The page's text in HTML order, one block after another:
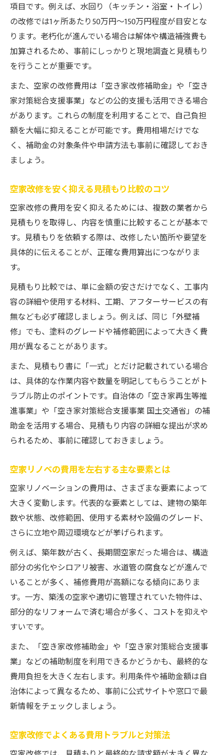
空家改修に役立つ支援制度の選び方とは
空家対策総合支援事業の活用事例を紹介
空家が劣化しやすい理由と維持管理の工夫
空家が劣化しやすい主な原因と対策法
ト
空家がゴキブリ増加しやすい環境の特徴
空家は何年で劣化が進むのか実例と解説
空家改修前に必要な維持管理の工夫とは
2030年問題を見据え空家改修を考えるべき理由
空家改修が求められる時代の変化と理由
高齢化社会で注目される空家再生の必要性
2030年を見据えた空家改修のメリットとは
空家改修で地域活性化に繋がる事例紹介
補助金一覧で比較する空家補修の最適な選択肢
空家改修補助金の種類と選び方を徹底比較
空家対策総合支援事業と補助金の違いを整
理
補助金を使った空家補修の費用シミュレー
空家再生等推進事業の活用事例を詳しく解
説
項目です。例えば、水回り（キッチン・浴室・トイレ）
の改修では1ヶ所あたり50万円～150万円程度が目安とな
ります。老朽化が進んでいる場合は解体や構造補強費も
加算されるため、事前にしっかりと現地調査と見積もり
を行うことが重要です。
また、空家の改修費用は「空き家改修補助金」や「空き
家対策総合支援事業」などの公的支援も活用できる場合
があります。これらの制度を利用することで、自己負担
額を大幅に抑えることが可能です。費用相場だけでな
く、補助金の対象条件や申請方法も事前に確認しておき
ましょう。
空家改修を安く抑える見積もり比較のコツ
空家改修の費用を安く抑えるためには、複数の業者から
見積もりを取得し、内容を慎重に比較することが基本で
す。見積もりを依頼する際は、改修したい箇所や要望を
具体的に伝えることが、正確な費用算出につながりま
す。
見積もり比較では、単に金額の安さだけでなく、工事内
容の詳細や使用する材料、工期、アフターサービスの有
無なども必ず確認しましょう。例えば、同じ「外壁補
修」でも、塗料のグレードや補修範囲によって大きく費
用が異なることがあります。
また、見積もり書に「一式」とだけ記載されている場合
は、具体的な作業内容や数量を明記してもらうことがト
ラブル防止のポイントです。自治体の「空き家再生等推
進事業」や「空き家対策総合支援事業 国土交通省」の補
助金を活用する場合、見積もり内容の詳細な提出が求め
られるため、事前に確認しておきましょう。
空家リノベの費用を左右する主な要素とは
空家リノベーションの費用は、さまざまな要素によって
大きく変動します。代表的な要素としては、建物の築年
数や状態、改修範囲、使用する素材や設備のグレード、
さらに立地や周辺環境などが挙げられます。
例えば、築年数が古く、長期間空家だった場合は、構造
部分の劣化やシロアリ被害、水道管の腐食などが進んで
いることが多く、補修費用が高額になる傾向にありま
す。一方、築浅の空家や適切に管理されていた物件は、
部分的なリフォームで済む場合が多く、コストを抑えや
すいです。
また、「空き家改修補助金」や「空き家対策総合支援事
業」などの補助制度を利用できるかどうかも、最終的な
費用負担を大きく左右します。利用条件や補助金額は自
治体によって異なるため、事前に公式サイトや窓口で最
新情報をチェックしましょう。
空家改修でよくある費用トラブルと対策法